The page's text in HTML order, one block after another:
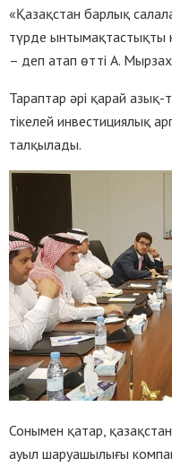
«Қазақстан барлық
түрде ынтымақтастықты
– деп атап өтті А.
Тараптар әрі қарай азық-
тікелей инвестициялық
талқылады.
Сонымен қатар,
ауыл шаруашылығы